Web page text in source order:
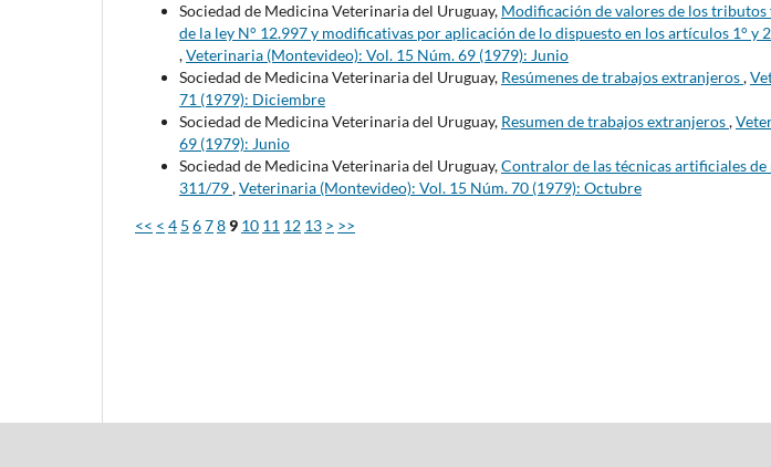
Sociedad de Medicina Veterinaria del Uruguay, Modificación de valores de los
de la ley N° 12.997 y modificativas por aplicación de lo dispuesto en los artículos 1° y
,Veterinaria (Montevideo): Vol. 15 Núm. 69 (1979): Junio
Sociedad de Medicina Veterinaria del Uruguay, Resúmenes de trabajos extranjeros,
71 (1979): Diciembre
Sociedad de Medicina Veterinaria del Uruguay, Resumen de trabajos extranjeros,
69 (1979): Junio
Sociedad de Medicina Veterinaria del Uruguay,Contralor de las técnicas artificiales
311/79,Veterinaria (Montevideo): Vol. 15 Núm. 70 (1979): Octubre
<< < 4 5 6789 10 11 12 13 > >>